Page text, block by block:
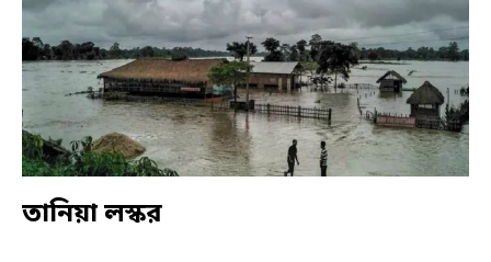
তানিয়া লস্কর